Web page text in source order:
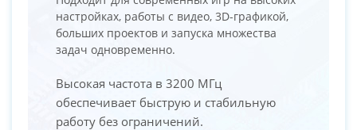
настройках, работы с видео, 3D-графикой,
больших проектов и запуска множества
задач одновременно.
Высокая частота в 3200 МГц
обеспечивает быструю и стабильную
работу без ограничений.